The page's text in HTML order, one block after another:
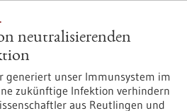
neutralisierenden
generiert unser Immunsystem im
zukünftige Infektion verhindern
aus Reutlingen und